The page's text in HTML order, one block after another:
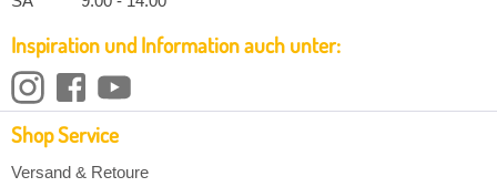
Inspiration und Information auch unter:
Shop Service
Versand & Retoure